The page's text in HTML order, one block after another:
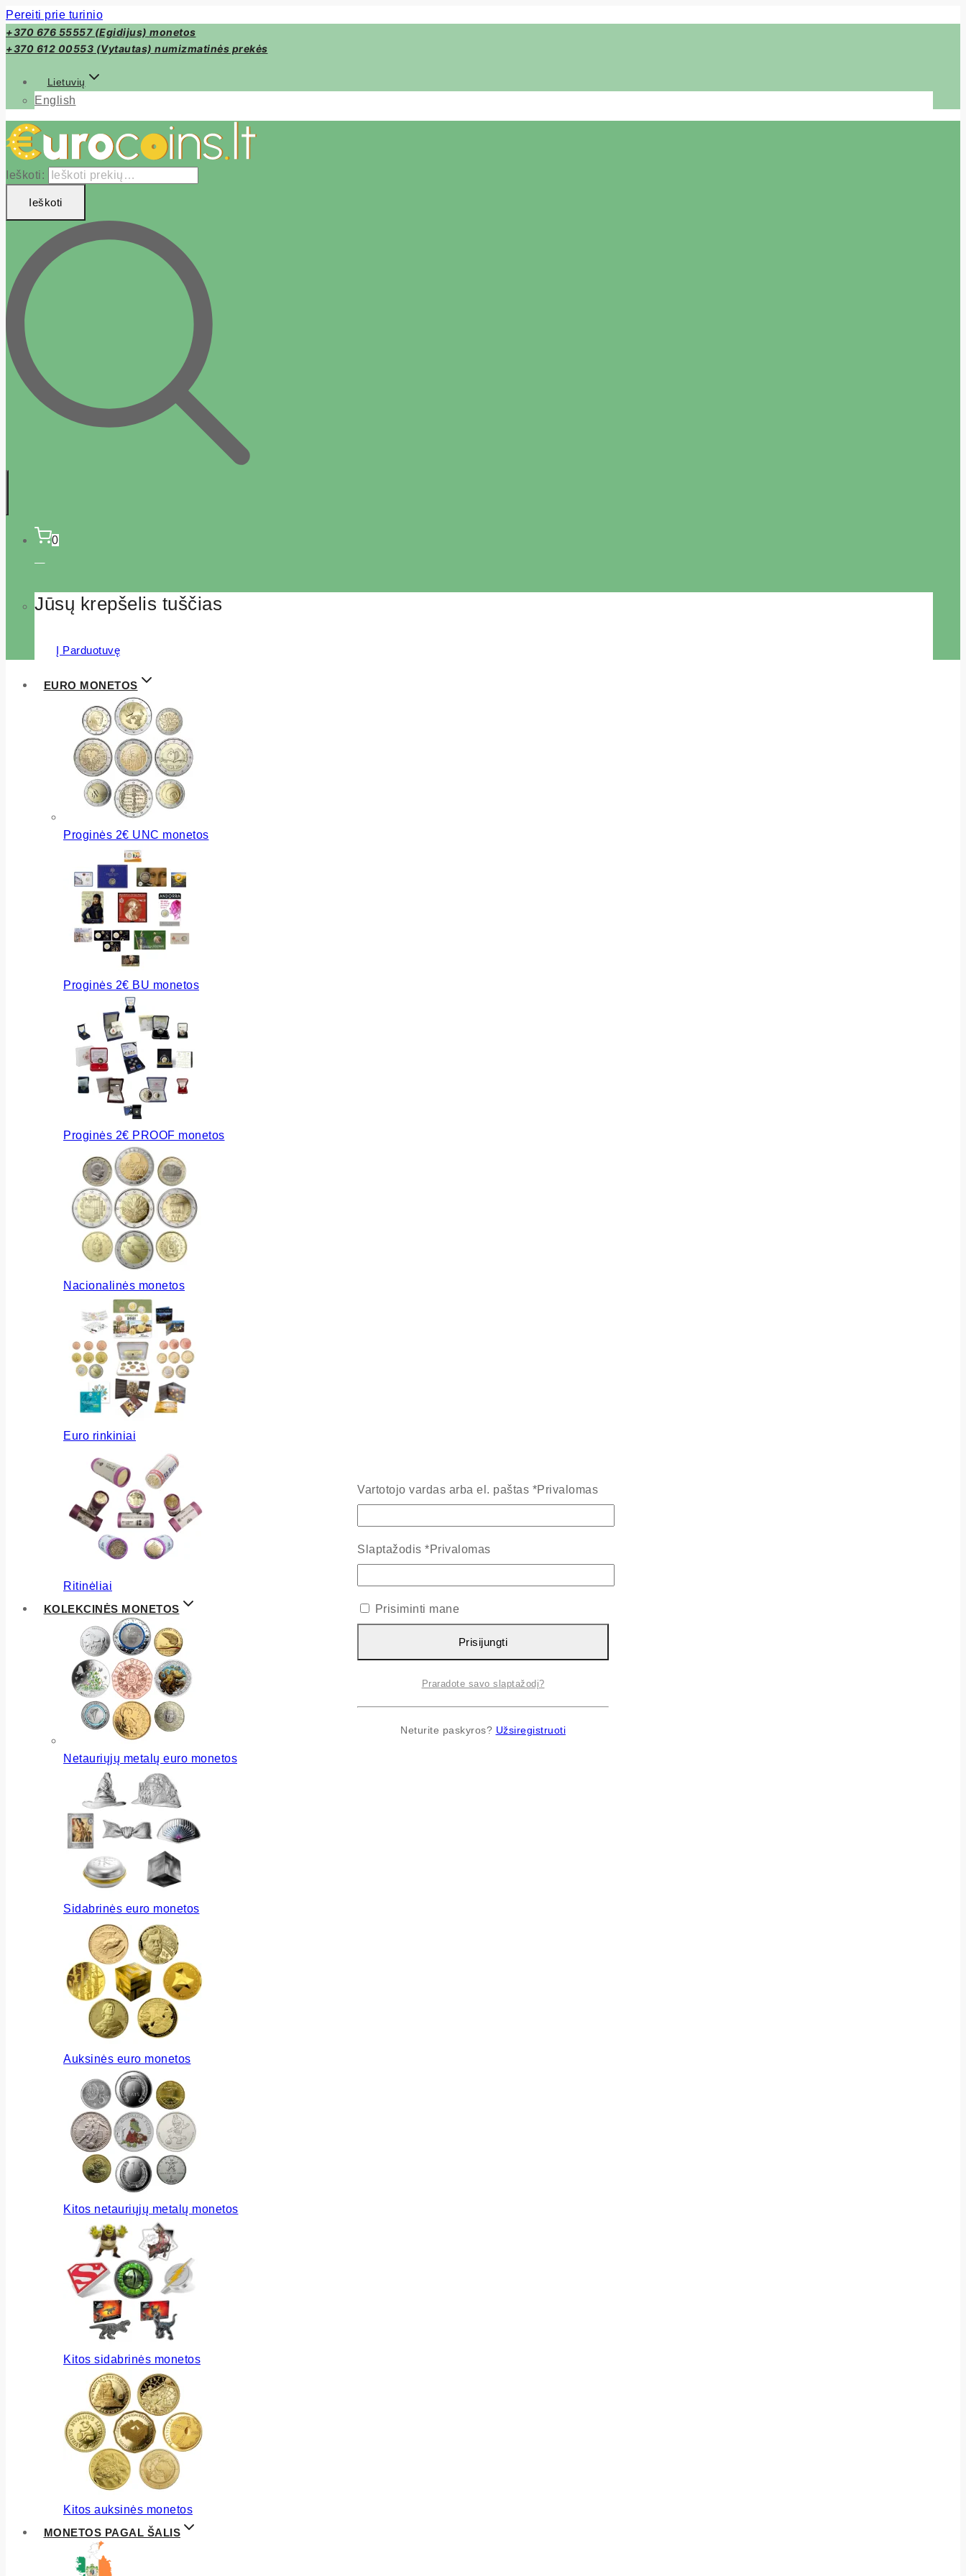
Pereiti prie turinio
+370 676 55557 (Egidijus) monetos
+370 612 00553 (Vytautas) numizmatinės prekės
Lietuvių
English
Ieškoti:
Ieškoti
0
Jūsų krepšelis tuščias
Į Parduotuvę
EURO MONETOS
Proginės 2€ UNC monetos
Proginės 2€ BU monetos
Proginės 2€ PROOF monetos
Nacionalinės monetos
Euro rinkiniai
Ritinėliai
KOLEKCINĖS MONETOS
Netauriųjų metalų euro monetos
Sidabrinės euro monetos
Auksinės euro monetos
Kitos netauriųjų metalų monetos
Kitos sidabrinės monetos
Kitos auksinės monetos
MONETOS PAGAL ŠALIS
Vartotojo vardas arba el. paštas *Privalomas
Slaptažodis *Privalomas
Prisiminti mane
Prisijungti
Praradote savo slaptažodį?
Neturite paskyros? Užsiregistruoti